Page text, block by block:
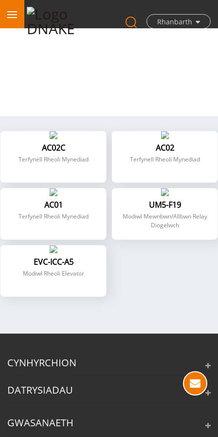
Rhanbarth
AC02C
Terfynell Rheoli Mynediad
AC02
Terfynell Rheoli Mynediad
AC01
Terfynell Rheoli Mynediad
UM5-F19
Modiwl Mewnbwn/Allbwn Relay
Diogelwch
EVC-ICC-A5
Modiwl Rheoli Elevator
CYNHYRCHION
DATRYSIADAU
GWASANAETH